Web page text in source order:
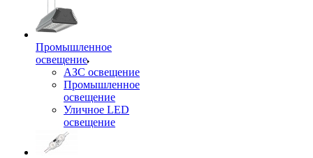
Промышленное
освещение
АЗС освещение
Промышленное
освещение
Уличное LED
освещение